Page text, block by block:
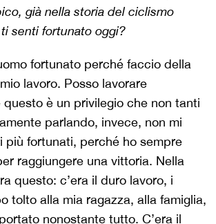
già nella storia del ciclismo
senti fortunato oggi?
fortunato perché faccio della
lavoro. Posso lavorare
è un privilegio che non tanti
parlando, invece, non mi
più fortunati, perché ho sempre
raggiungere una vittoria. Nella
questo: c’era il duro lavoro, i
tolto alla mia ragazza, alla famiglia,
nonostante tutto. C’era il